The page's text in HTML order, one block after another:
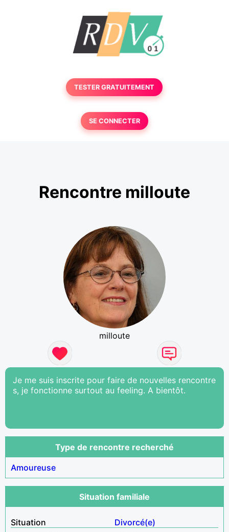
TESTER GRATUITEMENT
SE CONNECTER
Rencontre milloute
milloute
Je me suis inscrite pour faire de nouvelles rencontre
s, je fonctionne surtout au feeling. A bientôt.
Type de rencontre recherché
Amoureuse
Situation familiale
Situation
Divorcé(e)